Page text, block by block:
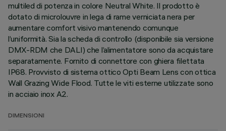
multiled di potenza in colore Neutral White. Il prodotto è
dotato di microlouvre in lega di rame verniciata nera per
aumentare comfort visivo mantenendo comunque
l’uniformità. Sia la scheda di controllo (disponibile sia versione
DMX-RDM che DALI) che l’alimentatore sono da acquistare
separatamente. Fornito di connettore con ghiera filettata
IP68. Provvisto di sistema ottico Opti Beam Lens con ottica
Wall Grazing Wide Flood. Tutte le viti esterne utilizzate sono
in acciaio inox A2.
DIMENSIONI